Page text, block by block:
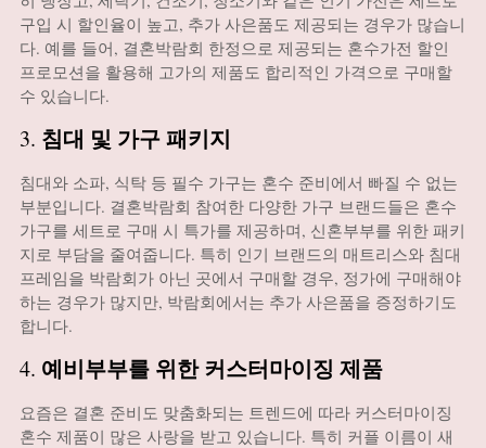
구입 시 할인율이 높고, 추가 사은품도 제공되는 경우가 많습니
다. 예를 들어, 결혼박람회 한정으로 제공되는 혼수가전 할인
프로모션을 활용해 고가의 제품도 합리적인 가격으로 구매할
수 있습니다.
3. 침대 및 가구 패키지
침대와 소파, 식탁 등 필수 가구는 혼수 준비에서 빠질 수 없는
부분입니다. 결혼박람회 참여한 다양한 가구 브랜드들은 혼수
가구를 세트로 구매 시 특가를 제공하며, 신혼부부를 위한 패키
지로 부담을 줄여줍니다. 특히 인기 브랜드의 매트리스와 침대
프레임을 박람회가 아닌 곳에서 구매할 경우, 정가에 구매해야
하는 경우가 많지만, 박람회에서는 추가 사은품을 증정하기도
합니다.
4. 예비부부를 위한 커스터마이징 제품
요즘은 결혼 준비도 맞춤화되는 트렌드에 따라 커스터마이징
혼수 제품이 많은 사랑을 받고 있습니다. 특히 커플 이름이 새